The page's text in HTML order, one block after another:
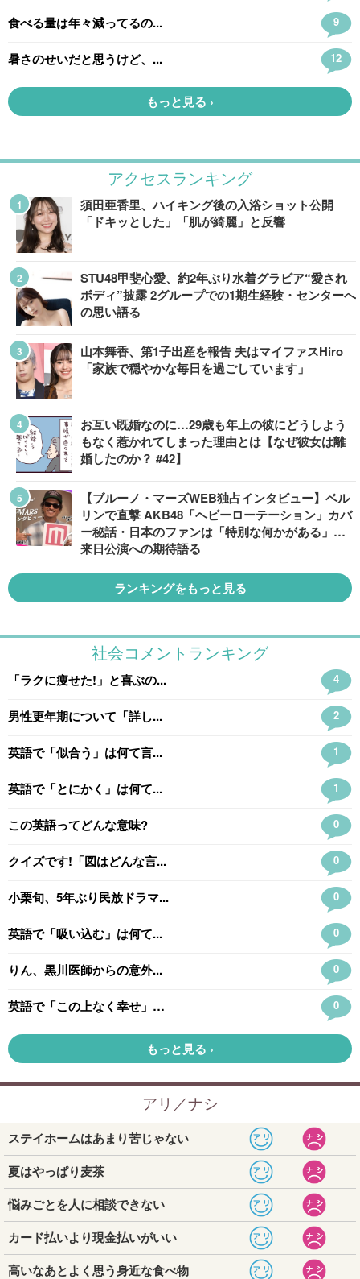
アクセスランキング
須田亜香里、ハイキング後の入浴ショット公開
「ドキッとした」「肌が綺麗」と反響
STU48甲斐心愛、約2年ぶり水着グラビア“愛され
ボディ”披露 2グループでの1期生経験・センターへ
の思い語る
山本舞香、第1子出産を報告 夫はマイファスHiro
「家族で穏やかな毎日を過ごしています」
お互い既婚なのに…29歳も年上の彼にどうしよう
もなく惹かれてしまった理由とは【なぜ彼女は離
婚したのか？ #42】
【ブルーノ・マーズWEB独占インタビュー】ベル
リンで直撃 AKB48「ヘビーローテーション」カバ
ー秘話・日本のファンは「特別な何かがある」…
来日公演への期待語る
ランキングをもっと見る